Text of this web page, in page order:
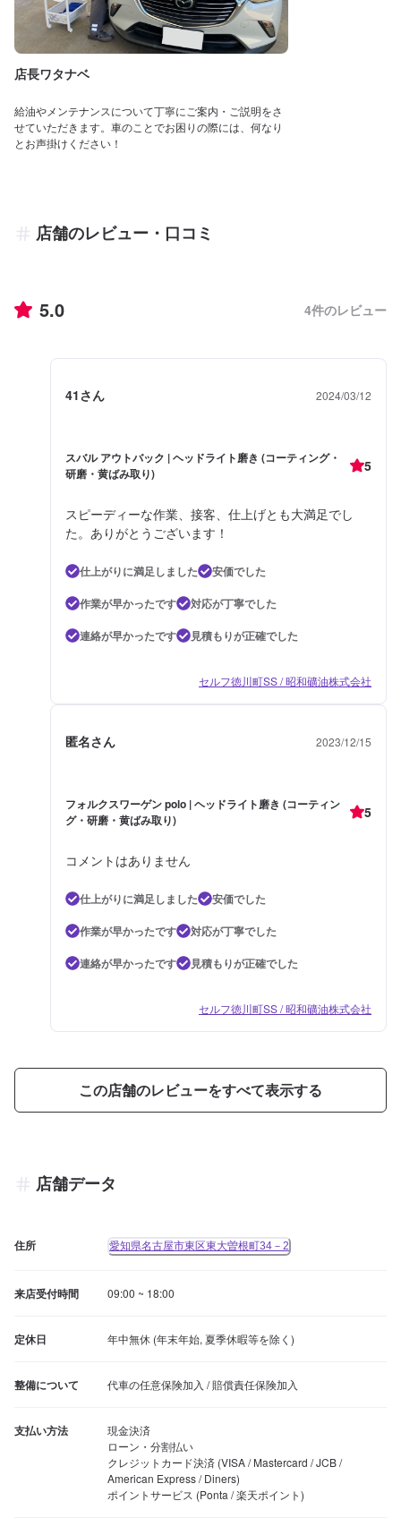
店長ワタナベ
給油やメンテナンスについて丁寧にご案内・ご説明をさ
せていただきます。車のことでお困りの際には、何なり
とお声掛けください！
店舗のレビュー・口コミ
5.0 4件のレビュー
41さん 2024/03/12
スバル アウトバック | ヘッドライト磨き (コーティング・
研磨・黄ばみ取り)
5
スピーディーな作業、接客、仕上げとも大満足でし
た。ありがとうございます！
仕上がりに満足しました
安価でした
作業が早かったです
対応が丁寧でした
連絡が早かったです
見積もりが正確でした
セルフ徳川町SS / 昭和礦油株式会社
匿名さん 2023/12/15
フォルクスワーゲン polo | ヘッドライト磨き (コーティン
グ・研磨・黄ばみ取り)
5
コメントはありません
仕上がりに満足しました
安価でした
作業が早かったです
対応が丁寧でした
連絡が早かったです
見積もりが正確でした
セルフ徳川町SS / 昭和礦油株式会社
この店舗のレビューをすべて表示する
店舗データ
住所 愛知県名古屋市東区東大曽根町34－2
来店受付時間 09:00 ~ 18:00
定休日 年中無休 (年末年始, 夏季休暇等を除く)
整備について 代車の任意保険加入 / 賠償責任保険加入
支払い方法
現金決済
ローン・分割払い
クレジットカード決済 (VISA / Mastercard / JCB /
American Express / Diners)
ポイントサービス (Ponta / 楽天ポイント)